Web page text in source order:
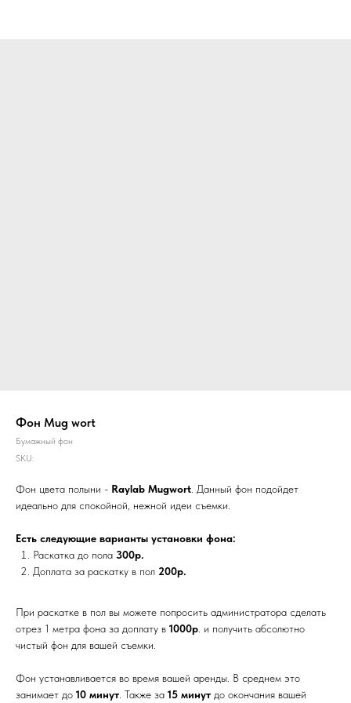
Фон Mug wort
Бумажный фон
SKU:
Фон цвета полыни - Raylab Mugwort . Данный фон подойдет
идеально для спокойной, нежной идеи съемки.
Есть следующие варианты установки фона:
Раскатка до пола 300р.
Доплата за раскатку в пол 200р.
При раскатке в пол вы можете попросить администратора сделать
отрез 1 метра фона за доплату в 1000р . и получить абсолютно
чистый фон для вашей съемки.
Фон устанавливается во время вашей аренды. В среднем это
занимает до 10 минут . Также за 15 минут до окончания вашей